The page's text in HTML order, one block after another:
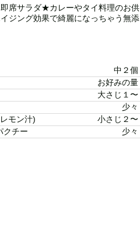
席サラダ★カレーやタイ料理のお供
ジング効果で綺麗になっちゃう無添
中２個
お好みの量
大さじ１〜
少々
モン汁)
小さじ２〜
クチー
少々